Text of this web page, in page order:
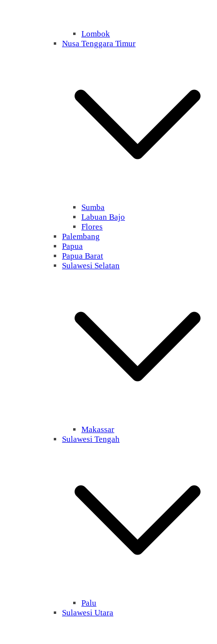
Lombok
Nusa Tenggara Timur
Sumba
Labuan Bajo
Flores
Palembang
Papua
Papua Barat
Sulawesi Selatan
Makassar
Sulawesi Tengah
Palu
Sulawesi Utara